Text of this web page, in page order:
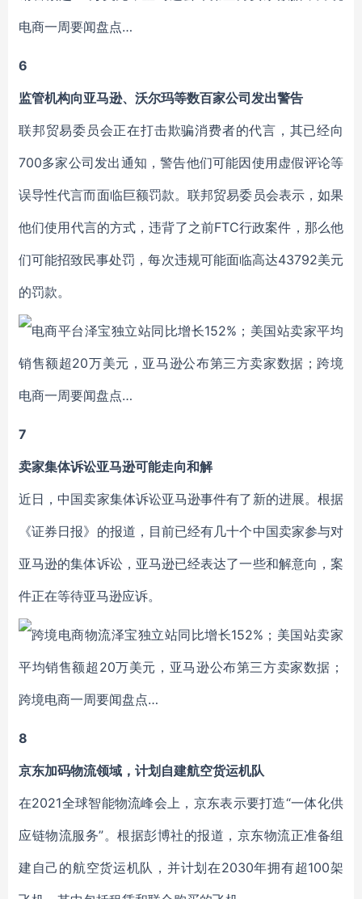
6
监管机构向亚马逊、沃尔玛等数百家公司发出警告
联邦贸易委员会正在打击欺骗消费者的代言，其已经向
700多家公司发出通知，警告他们可能因使用虚假评论等
误导性代言而面临巨额罚款。联邦贸易委员会表示，如果
他们使用代言的方式，违背了之前FTC行政案件，那么他
们可能招致民事处罚，每次违规可能面临高达43792美元
的罚款。
7
卖家集体诉讼亚马逊可能走向和解
近日，中国卖家集体诉讼亚马逊事件有了新的进展。根据
《证券日报》的报道，目前已经有几十个中国卖家参与对
亚马逊的集体诉讼，亚马逊已经表达了一些和解意向，案
件正在等待亚马逊应诉。
8
京东加码物流领域，计划自建航空货运机队
在2021全球智能物流峰会上，京东表示要打造“一体化供
应链物流服务”。根据彭博社的报道，京东物流正准备组
建自己的航空货运机队，并计划在2030年拥有超100架